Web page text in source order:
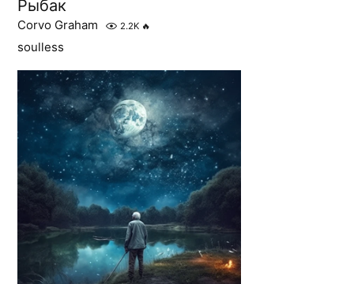
Рыбак
Corvo Graham 2.2K 🔥
soulless